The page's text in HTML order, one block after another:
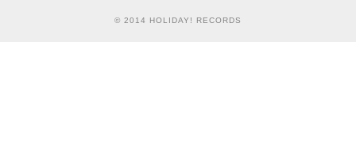
© 2014 HOLIDAY! RECORDS